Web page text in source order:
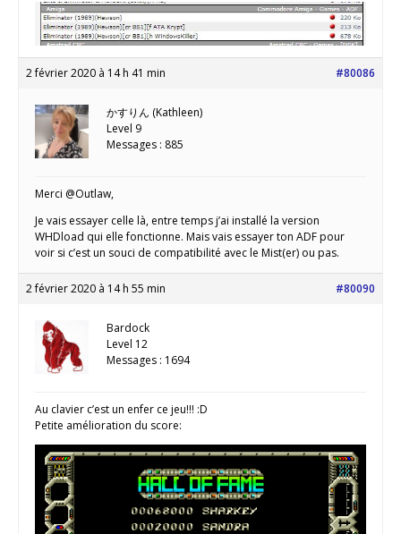
2 février 2020 à 14 h 41 min #80086
かすりん (Kathleen)
Level 9
Messages : 885
Merci @Outlaw,
Je vais essayer celle là, entre temps j’ai installé la version
WHDload qui elle fonctionne. Mais vais essayer ton ADF pour
voir si c’est un souci de compatibilité avec le Mist(er) ou pas.
2 février 2020 à 14 h 55 min #80090
Bardock
Level 12
Messages : 1694
Au clavier c’est un enfer ce jeu!!! :D
Petite amélioration du score: